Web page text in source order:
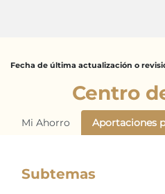
Fecha de última actualización o
Centro
Mi Ahorro Aportaciones
Subtemas